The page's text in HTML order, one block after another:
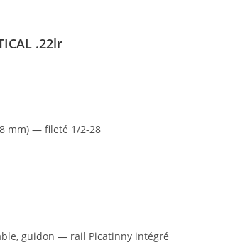
.22lr
mm) — fileté 1/2-28
guidon — rail Picatinny intégré